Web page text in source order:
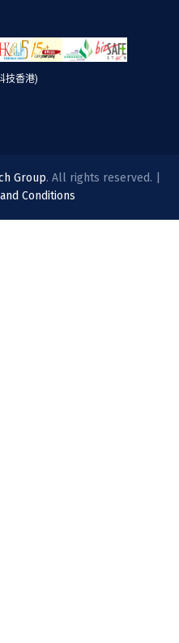
技香港)
Group. All rights reserved. |
Conditions